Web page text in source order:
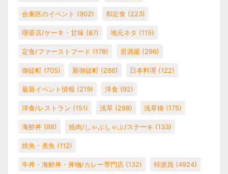
台東区のイベント (902) 和定食 (223)
喫茶店/ケーキ・甘味 (87) 地元ネタ (115)
定食/ファーストフード (178) 居酒屋 (296)
御徒町 (705) 新御徒町 (286) 日本料理 (122)
最新イベント情報 (219) 洋食 (92)
洋食/レストラン (151) 浅草 (298) 浅草橋 (175)
海鮮丼 (88) 焼肉/しゃぶしゃぶ/ステーキ (133)
焼魚・煮魚 (112)
牛丼・海鮮丼・丼物/カレー専門店 (132) 特派員 (4924)